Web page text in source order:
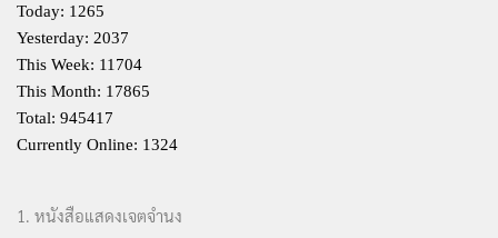
Today: 1265
Yesterday: 2037
This Week: 11704
This Month: 17865
Total: 945417
Currently Online: 1324
1. หนังสือแสดงเจตจำนง